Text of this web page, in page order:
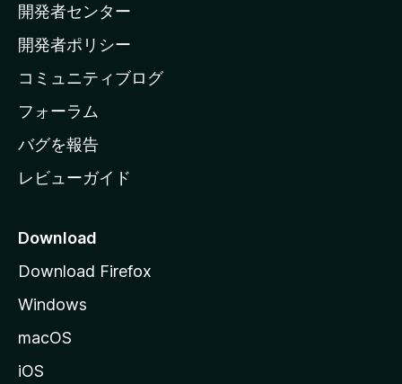
ー
ム
ー
ジ
へ
開発者センター
開発者ポリシー
コミュニティブログ
フォーラム
バグを報告
レビューガイド
Download
Download Firefox
Windows
macOS
iOS